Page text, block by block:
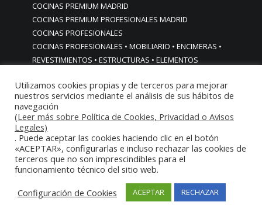
COCINAS PREMIUM MADRID
COCINAS PREMIUM PROFESIONALES MADRID
COCINAS PROFESIONALES
COCINAS PROFESIONALES • MOBILIARIO • ENCIMERAS •
REVESTIMIENTOS • ESTRUCTURAS • ELEMENTOS
COCINAS PROFESIONALES A MEDIDA PERSONALIZADAS PARA
PARTICULARES
COCINAS PROFESIONALES ACERO INOXIDABLE
COCINAS PROFESIONALES HORECA
COCINAS PROFESIONALES HOSTELERÍA MADRID
Cocinas profesionales industriales monoblock a medida
personalizadas
Cocinas profesionales industriales monoblock a medida
personalizadasCocinas profesionales industriales
Utilizamos cookies propias y de terceros para mejorar
nuestros servicios mediante el análisis de sus hábitos de
navegación
(Leer más sobre Política de Cookies, Privacidad o Avisos
Legales)
. Puede aceptar las cookies haciendo clic en el botón
«ACEPTAR», configurarlas e incluso rechazar las cookies de
terceros que no son imprescindibles para el
funcionamiento técnico del sitio web.
Configuración de Cookies
ACEPTAR RECHAZAR